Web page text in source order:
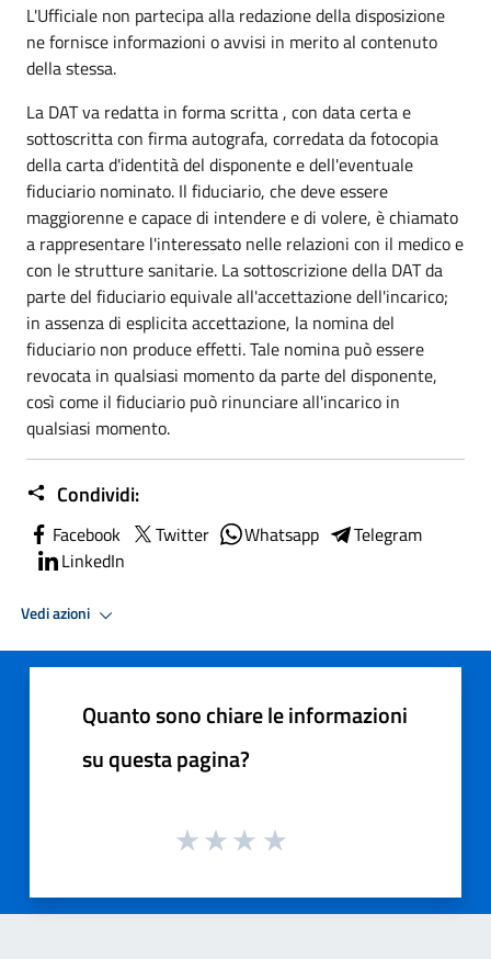
L'Ufficiale non partecipa alla redazione della disposizione
ne fornisce informazioni o avvisi in merito al contenuto
della stessa.
La DAT va redatta in forma scritta , con data certa e
sottoscritta con firma autografa, corredata da fotocopia
della carta d'identità del disponente e dell'eventuale
fiduciario nominato. Il fiduciario, che deve essere
maggiorenne e capace di intendere e di volere, è chiamato
a rappresentare l'interessato nelle relazioni con il medico e
con le strutture sanitarie. La sottoscrizione della DAT da
parte del fiduciario equivale all'accettazione dell'incarico;
in assenza di esplicita accettazione, la nomina del
fiduciario non produce effetti. Tale nomina può essere
revocata in qualsiasi momento da parte del disponente,
così come il fiduciario può rinunciare all'incarico in
qualsiasi momento.
Condividi:
Facebook Twitter Whatsapp
Telegram
LinkedIn
Vedi azioni
Quanto sono chiare le informazioni
su questa pagina?